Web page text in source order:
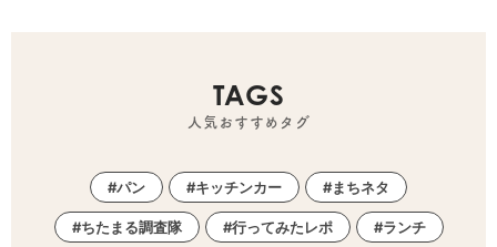
TAGS
人気おすすめタグ
パン キッチンカー まちネタ
ちたまる調査隊 行ってみたレポ ランチ